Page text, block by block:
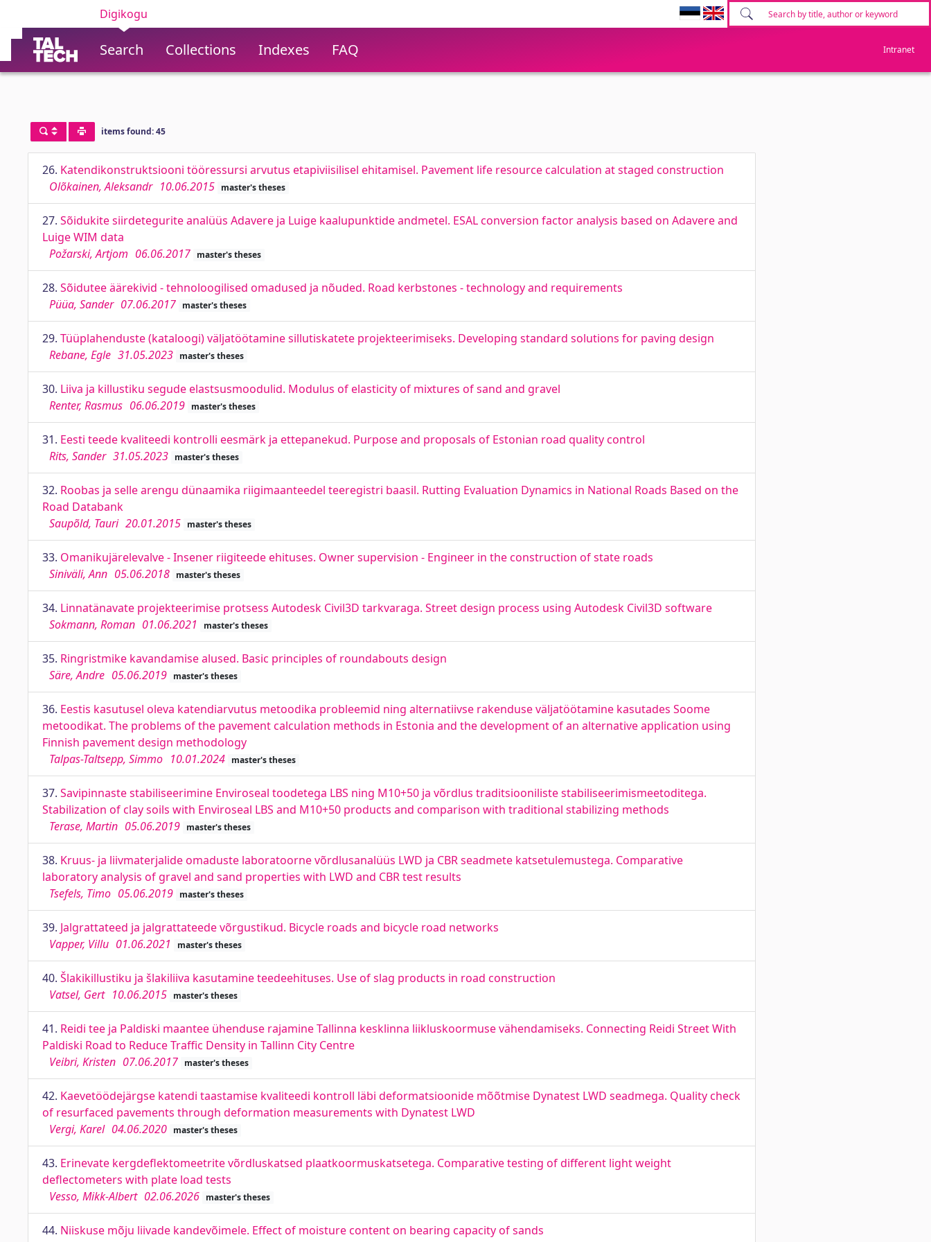
Digikogu
Search Collections Indexes FAQ Intranet
items found: 45
26. Katendikonstruktsiooni tööressursi arvutus etapiviisilisel ehitamisel. Pavement life resource calculation at staged construction
Olõkainen, Aleksandr 10.06.2015 master's theses
27. Sõidukite siirdetegurite analüüs Adavere ja Luige kaalupunktide andmetel. ESAL conversion factor analysis based on Adavere and
Luige WIM data
Požarski, Artjom 06.06.2017 master's theses
28. Sõidutee äärekivid - tehnoloogilised omadused ja nõuded. Road kerbstones - technology and requirements
Püüa, Sander 07.06.2017 master's theses
29. Tüüplahenduste (kataloogi) väljatöötamine sillutiskatete projekteerimiseks. Developing standard solutions for paving design
Rebane, Egle 31.05.2023 master's theses
30. Liiva ja killustiku segude elastsusmoodulid. Modulus of elasticity of mixtures of sand and gravel
Renter, Rasmus 06.06.2019 master's theses
31. Eesti teede kvaliteedi kontrolli eesmärk ja ettepanekud. Purpose and proposals of Estonian road quality control
Rits, Sander 31.05.2023 master's theses
32. Roobas ja selle arengu dünaamika riigimaanteedel teeregistri baasil. Rutting Evaluation Dynamics in National Roads Based on the
Road Databank
Saupõld, Tauri 20.01.2015 master's theses
33. Omanikujärelevalve - Insener riigiteede ehituses. Owner supervision - Engineer in the construction of state roads
Siniväli, Ann 05.06.2018 master's theses
34. Linnatänavate projekteerimise protsess Autodesk Civil3D tarkvaraga. Street design process using Autodesk Civil3D software
Sokmann, Roman 01.06.2021 master's theses
35. Ringristmike kavandamise alused. Basic principles of roundabouts design
Säre, Andre 05.06.2019 master's theses
36. Eestis kasutusel oleva katendiarvutus metoodika probleemid ning alternatiivse rakenduse väljatöötamine kasutades Soome
metoodikat. The problems of the pavement calculation methods in Estonia and the development of an alternative application using
Finnish pavement design methodology
Talpas-Taltsepp, Simmo 10.01.2024 master's theses
37. Savipinnaste stabiliseerimine Enviroseal toodetega LBS ning M10+50 ja võrdlus traditsiooniliste stabiliseerimismeetoditega.
Stabilization of clay soils with Enviroseal LBS and M10+50 products and comparison with traditional stabilizing methods
Terase, Martin 05.06.2019 master's theses
38. Kruus- ja liivmaterjalide omaduste laboratoorne võrdlusanalüüs LWD ja CBR seadmete katsetulemustega. Comparative
laboratory analysis of gravel and sand properties with LWD and CBR test results
Tsefels, Timo 05.06.2019 master's theses
39. Jalgrattateed ja jalgrattateede võrgustikud. Bicycle roads and bicycle road networks
Vapper, Villu 01.06.2021 master's theses
40. Šlakikillustiku ja šlakiliiva kasutamine teedeehituses. Use of slag products in road construction
Vatsel, Gert 10.06.2015 master's theses
41. Reidi tee ja Paldiski maantee ühenduse rajamine Tallinna kesklinna liikluskoormuse vähendamiseks. Connecting Reidi Street With
Paldiski Road to Reduce Traffic Density in Tallinn City Centre
Veibri, Kristen 07.06.2017 master's theses
42. Kaevetöödejärgse katendi taastamise kvaliteedi kontroll läbi deformatsioonide mõõtmise Dynatest LWD seadmega. Quality check
of resurfaced pavements through deformation measurements with Dynatest LWD
Vergi, Karel 04.06.2020 master's theses
43. Erinevate kergdeflektomeetrite võrdluskatsed plaatkoormuskatsetega. Comparative testing of different light weight
deflectometers with plate load tests
Vesso, Mikk-Albert 02.06.2026 master's theses
44. Niiskuse mõju liivade kandevõimele. Effect of moisture content on bearing capacity of sands